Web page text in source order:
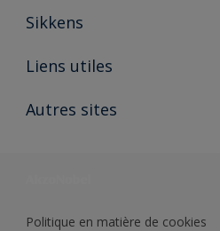
Sikkens
A propos de Sikkens
Liens utiles
Ouvrir un magasin PASS
Autres sites
Politique en matière de cookies